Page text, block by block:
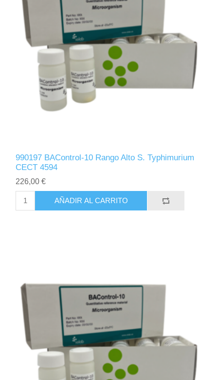
990197 BAControl-10 Rango Alto S. Typhimurium
CECT 4594
226,00 €
AÑADIR AL CARRITO